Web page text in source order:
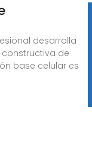
desarrolla
de
base celular es